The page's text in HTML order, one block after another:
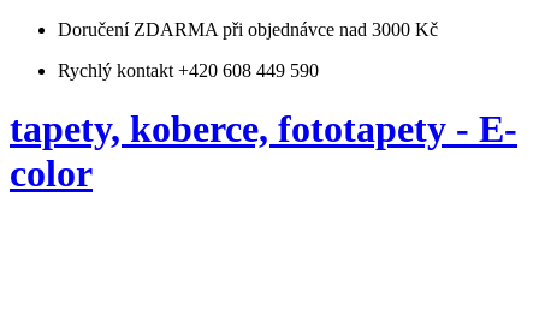
Doručení ZDARMA při objednávce nad 3000 Kč
Rychlý kontakt +420 608 449 590
tapety, koberce, fototapety - E-
color